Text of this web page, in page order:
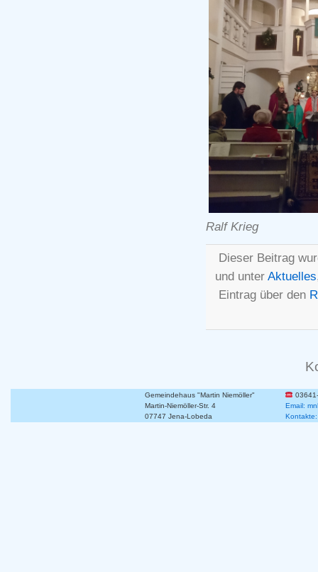
Ralf Krieg
Dieser Beitrag
und unter Aktuelles
Eintrag über den
Gemeindehaus "Martin Niemöller"
Martin-Niemöller-Str. 4
Email:
07747 Jena-Lobeda